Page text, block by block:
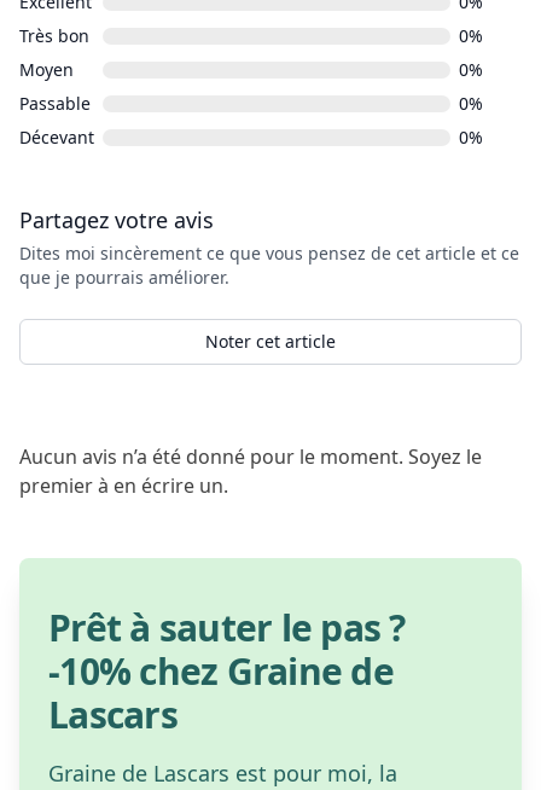
Très bon
0%
Moyen
0%
Passable
0%
Décevant
0%
Partagez votre avis
Dites moi sincèrement ce que vous pensez de cet article et ce
que je pourrais améliorer.
Noter cet article
Aucun avis n’a été donné pour le moment. Soyez le
premier à en écrire un.
Prêt à sauter le pas ?
-10% chez Graine de
Lascars
Graine de Lascars est pour moi, la